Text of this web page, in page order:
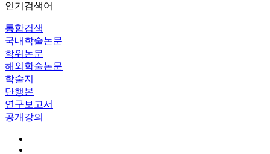
인기검색어
통합검색
국내학술논문
학위논문
해외학술논문
학술지
단행본
연구보고서
공개강의